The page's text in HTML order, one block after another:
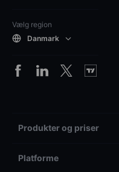
Vælg region
Danmark
Produkter og priser
Platforme